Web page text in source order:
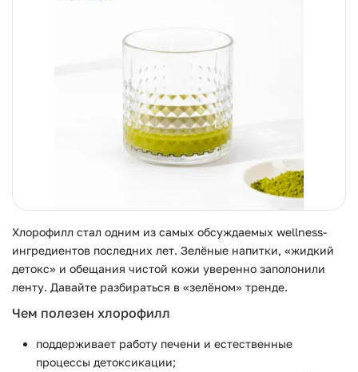
Хлорофилл стал одним из самых обсуждаемых wellness-
ингредиентов последних лет. Зелёные напитки, «жидкий
детокс» и обещания чистой кожи уверенно заполонили
ленту. Давайте разбираться в «зелёном» тренде.
Чем полезен хлорофилл
поддерживает работу печени и естественные
процессы детоксикации;